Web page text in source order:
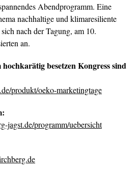
Abendprogramm. Eine
nachhaltige und klimaresiliente
nach der Tagung, am 10.
an.
besetzen Kongress sind
produkt/oeko-marketingtage
jagst.de/programm/uebersicht